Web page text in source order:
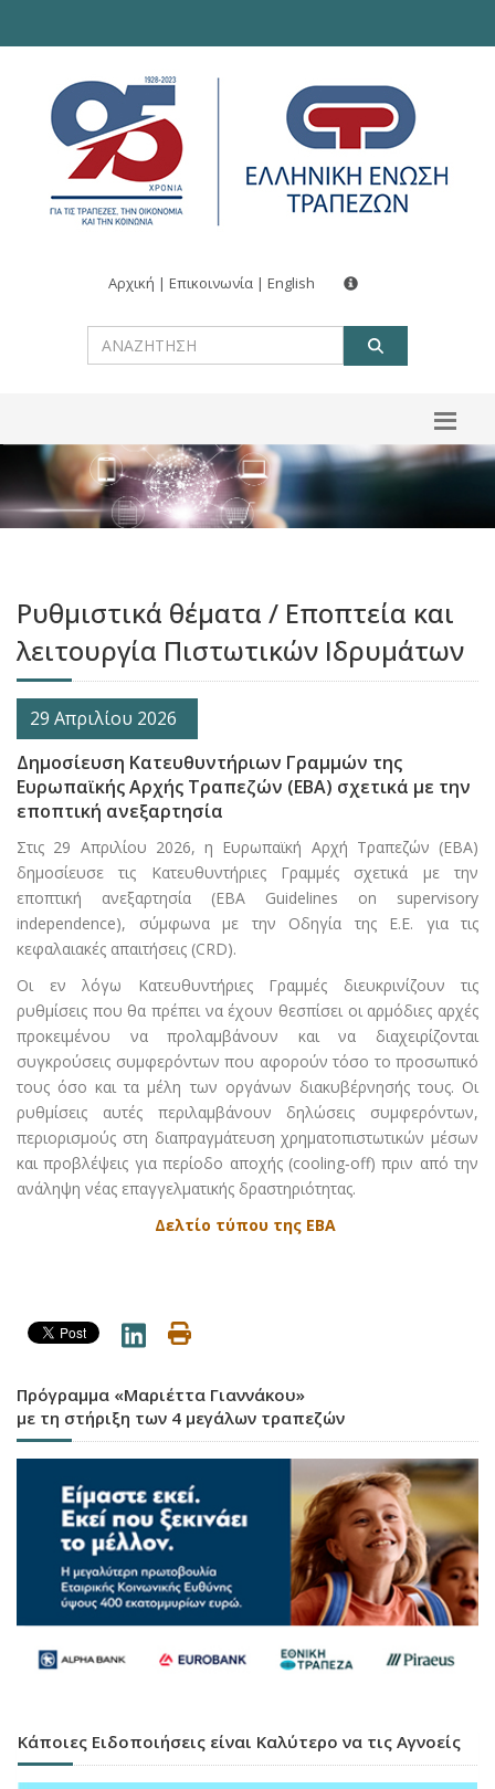
Αρχική | Επικοινωνία | English
Ρυθμιστικά θέματα / Eποπτεία και
λειτουργία Πιστωτικών Ιδρυμάτων
29 Απριλίου 2026
Δημοσίευση Κατευθυντήριων Γραμμών της
Ευρωπαϊκής Αρχής Τραπεζών (ΕΒΑ) σχετικά με την
εποπτική ανεξαρτησία
Στις 29 Απριλίου 2026, η Ευρωπαϊκή Αρχή Τραπεζών (ΕΒΑ)
δημοσίευσε τις Κατευθυντήριες Γραμμές σχετικά με την
εποπτική ανεξαρτησία (ΕΒΑ Guidelines on supervisory
independence), σύμφωνα με την Οδηγία της Ε.Ε. για τις
κεφαλαιακές απαιτήσεις (CRD).
Οι εν λόγω Κατευθυντήριες Γραμμές διευκρινίζουν τις
ρυθμίσεις που θα πρέπει να έχουν θεσπίσει οι αρμόδιες αρχές
προκειμένου να προλαμβάνουν και να διαχειρίζονται
συγκρούσεις συμφερόντων που αφορούν τόσο το προσωπικό
τους όσο και τα μέλη των οργάνων διακυβέρνησής τους. Οι
ρυθμίσεις αυτές περιλαμβάνουν δηλώσεις συμφερόντων,
περιορισμούς στη διαπραγμάτευση χρηματοπιστωτικών μέσων
και προβλέψεις για περίοδο αποχής (cooling‑off) πριν από την
ανάληψη νέας επαγγελματικής δραστηριότητας.
Δελτίο τύπου της ΕΒΑ
Πρόγραμμα «Μαριέττα Γιαννάκου»
με τη στήριξη των 4 μεγάλων τραπεζών
Κάποιες Ειδοποιήσεις είναι Καλύτερο να τις Αγνοείς